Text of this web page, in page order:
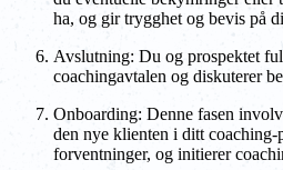
ha, og gir trygghet og bevis på
Avslutning: Du og prospektet
coachingavtalen og diskuterer
Onboarding: Denne fasen
den nye klienten i ditt coaching-
forventninger, og initierer